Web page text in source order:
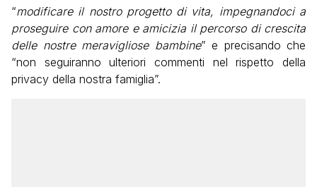
“modificare il nostro progetto di vita, impegnandoci a
proseguire con amore e amicizia il percorso di crescita
delle nostre meravigliose bambine” e precisando che
“non seguiranno ulteriori commenti nel rispetto della
privacy della nostra famiglia”.